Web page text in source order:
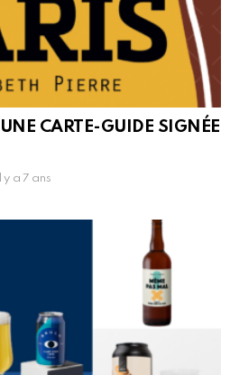
CARTE-GUIDE SIGNÉE
y a 7 ans